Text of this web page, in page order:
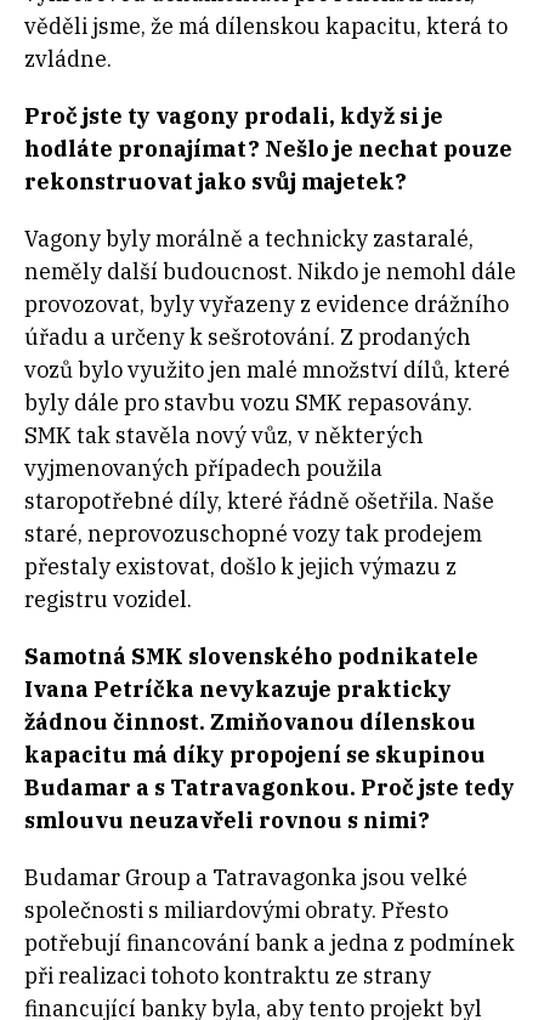
věděli jsme, že má dílenskou kapacitu, která to
zvládne.
Proč jste ty vagony prodali, když si je
hodláte pronajímat? Nešlo je nechat pouze
rekonstruovat jako svůj majetek?
Vagony byly morálně a technicky zastaralé,
neměly další budoucnost. Nikdo je nemohl dále
provozovat, byly vyřazeny z evidence drážního
úřadu a určeny k sešrotování. Z prodaných
vozů bylo využito jen malé množství dílů, které
byly dále pro stavbu vozu SMK repasovány.
SMK tak stavěla nový vůz, v některých
vyjmenovaných případech použila
staropotřebné díly, které řádně ošetřila. Naše
staré, neprovozuschopné vozy tak prodejem
přestaly existovat, došlo k jejich výmazu z
registru vozidel.
Samotná SMK slovenského podnikatele
Ivana Petríčka nevykazuje prakticky
žádnou činnost. Zmiňovanou dílenskou
kapacitu má díky propojení se skupinou
Budamar a s Tatravagonkou. Proč jste tedy
smlouvu neuzavřeli rovnou s nimi?
Budamar Group a Tatravagonka jsou velké
společnosti s miliardovými obraty. Přesto
potřebují financování bank a jedna z podmínek
při realizaci tohoto kontraktu ze strany
financující banky byla, aby tento projekt byl